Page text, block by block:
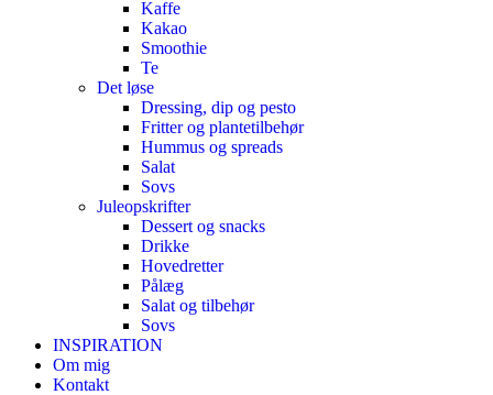
Kaffe
Kakao
Smoothie
Te
Det løse
Dressing, dip og pesto
Fritter og plantetilbehør
Hummus og spreads
Salat
Sovs
Juleopskrifter
Dessert og snacks
Drikke
Hovedretter
Pålæg
Salat og tilbehør
Sovs
INSPIRATION
Om mig
Kontakt